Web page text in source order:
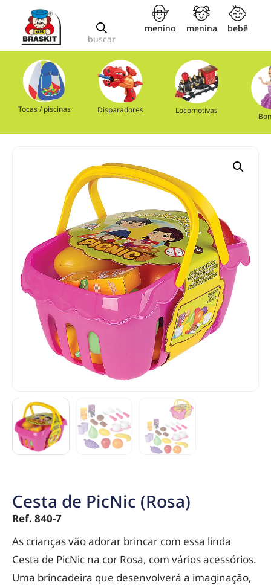
buscar
menino menina bebê
Tocas / piscinas Disparadores Locomotivas
Cesta de PicNic (Rosa)
Ref. 840-7
As crianças vão adorar brincar com essa linda
Cesta de PicNic na cor Rosa, com vários acessórios.
Uma brincadeira que desenvolverá a imaginação,